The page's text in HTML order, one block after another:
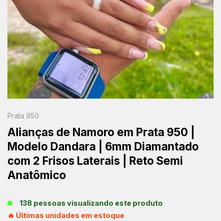
Prata 950
Alianças de Namoro em Prata 950 |
Modelo Dandara | 6mm Diamantado
com 2 Frisos Laterais | Reto Semi
Anatômico
138 pessoas visualizando este produto
🔥 Últimas unidades em estoque